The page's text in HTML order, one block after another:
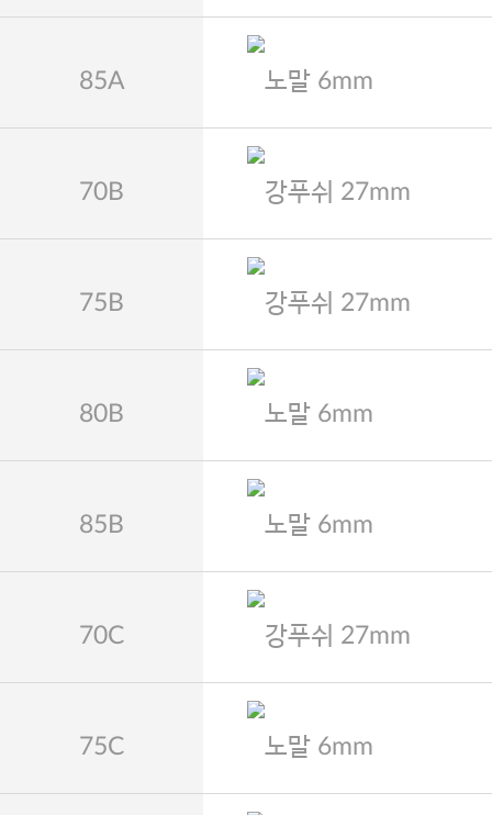
85A 노말 6mm
70B 강푸쉬 27mm
75B 강푸쉬 27mm
80B 노말 6mm
85B 노말 6mm
70C 강푸쉬 27mm
75C 노말 6mm